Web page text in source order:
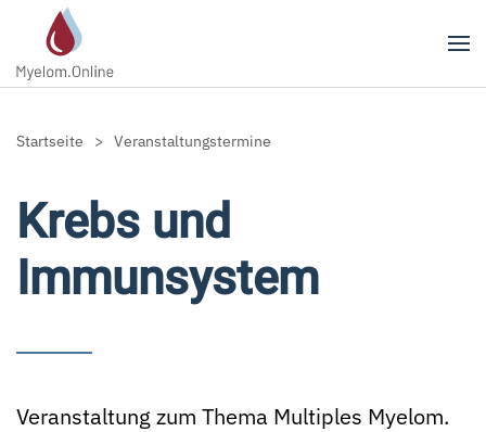
Zum Hauptinhalt springen
Startseite Veranstaltungstermine
Krebs und
Immunsystem
Veranstaltung zum Thema Multiples Myelom.